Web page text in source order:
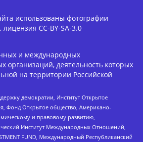
использованы фотографии
CC-BY-SA-3.0
и международных
организаций, деятельность которых
на территории Российской
демократии, Институт Открытое
Фонд Открытое общество, Американо-
и правовому развитию,
Институт Международных Отношений,
FUND, Международный Республиканский